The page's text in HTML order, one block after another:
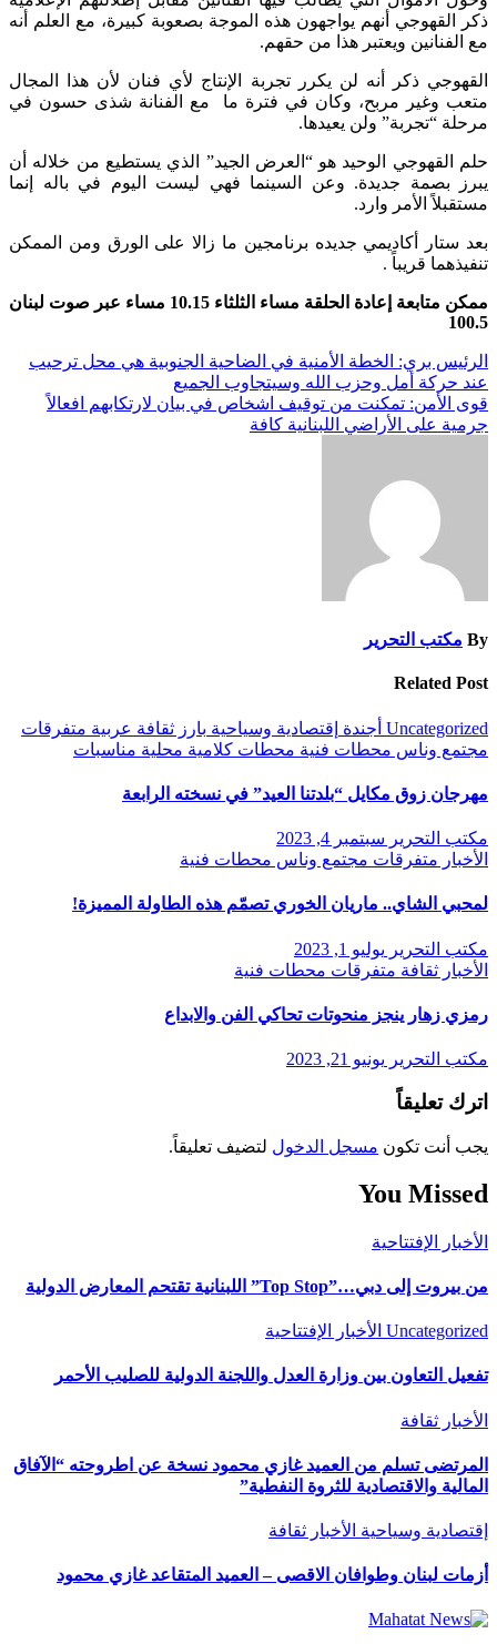
ذكر القهوجي أنهم يواجهون هذه الموجة بصعوبة كبيرة، مع العلم أنه
مع الفنانين ويعتبر هذا من حقهم.
القهوجي ذكر أنه لن يكرر تجربة الإنتاج لأي فنان لأن هذا المجال
متعب وغير مربح، وكان في فترة ما مع الفنانة شذى حسون في
مرحلة “تجربة” ولن يعيدها.
حلم القهوجي الوحيد هو “العرض الجيد” الذي يستطيع من خلاله أن
يبرز بصمة جديدة. وعن السينما فهي ليست اليوم في باله إنما
مستقبلاً الأمر وارد.
بعد ستار أكاديمي جديده برنامجين ما زالا على الورق ومن الممكن
تنفيذهما قريباً .
ممكن متابعة إعادة الحلقة مساء الثلثاء 10.15 مساء عبر صوت لبنان
100.5
تصفّح
المقالات
الرئيس بري: الخطة الأمنية في الضاحية الجنوبية هي محل ترحيب
عند حركة أمل وحزب الله وسيتجاوب الجميع
قوى الأمن: تمكنت من توقيف اشخاص في بيان لارتكابهم افعالاً
جرمية على الأراضي اللبنانية كافة
By مكتب التحرير
Related Post
Uncategorized أجندة إقتصادية وسياحية بارز ثقافة عربية متفرقات
مجتمع وناس محطات فنية محطات كلامية محلية مناسبات
مهرجان زوق مكايل “بلدتنا العيد” في نسخته الرابعة
مكتب التحرير سبتمبر 4, 2023
الأخبار متفرقات مجتمع وناس محطات فنية
لمحبي الشاي.. ماريان الخوري تصمّم هذه الطاولة المميزة!
مكتب التحرير يوليو 1, 2023
الأخبار ثقافة متفرقات محطات فنية
رمزي زهار ينجز منحوتات تحاكي الفن والابداع
مكتب التحرير يونيو 21, 2023
اترك تعليقاً
يجب أنت تكون مسجل الدخول لتضيف تعليقاً.
You Missed
الأخبار الإفتتاحية
من بيروت إلى دبي…”Top Stop” اللبنانية تقتحم المعارض الدولية
Uncategorized الأخبار الإفتتاحية
تفعيل التعاون بين وزارة العدل واللجنة الدولية للصليب الأحمر
الأخبار ثقافة
المرتضى تسلم من العميد غازي محمود نسخة عن اطروحته “الآفاق
المالية والاقتصادية للثروة النفطية”
إقتصادية وسياحية الأخبار ثقافة
أزمات لبنان وطوافان الاقصى – العميد المتقاعد غازي محمود